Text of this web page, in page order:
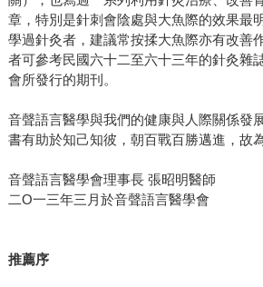
章，特別是針刺會陰處與大魚際的效果最
學過針灸者，建議常按揉大魚際亦有改善
者可參考民國六十二至六十三年的針灸雜
會所發行的期刊。
音聲語言醫學與我們的健康與人際關係發
書有助於知己知彼，朝百戰百勝邁進，故
音聲語言醫學會理事長 張昭明醫師
二O一三年三月於音聲語言醫學會
推薦序